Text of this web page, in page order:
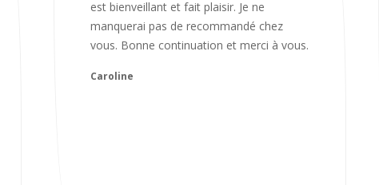
magnifique colis. L'emballage est
magnifique. Très contente des animaux.
Je recommanderai sans hésiter 😍
Camille